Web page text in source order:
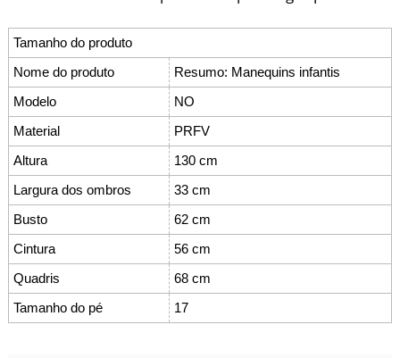
Tamanho do produto
Nome do produto
Resumo: Manequins infantis
Modelo
NO
Material
PRFV
Altura
130 cm
Largura dos ombros
33 cm
Busto
62 cm
Cintura
56 cm
Quadris
68 cm
Tamanho do pé
17